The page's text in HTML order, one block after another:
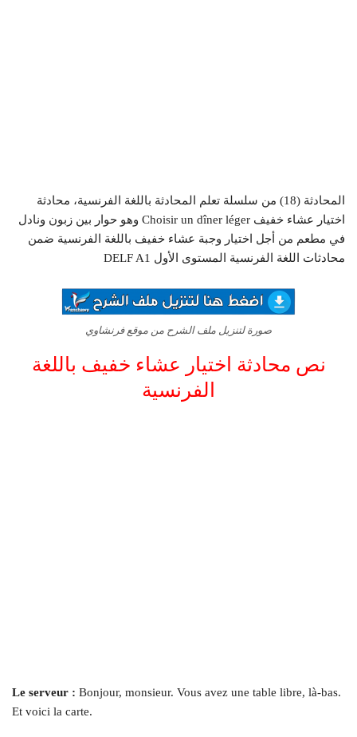
المحادثة (18) من سلسلة تعلم المحادثة باللغة الفرنسية، محادثة
اختيار عشاء خفيف Choisir un dîner léger وهو حوار بين زبون ونادل
في مطعم من أجل اختيار وجبة عشاء خفيف باللغة الفرنسية ضمن
محادثات اللغة الفرنسية المستوى الأول DELF A1
صورة لتنزيل ملف الشرح من موقع فرنشاوي
نص محادثة اختيار عشاء خفيف باللغة
الفرنسية
Le serveur : Bonjour, monsieur. Vous avez une table libre, là-bas.
Et voici la carte.